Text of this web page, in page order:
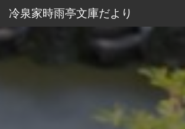
冷泉家時雨亭文庫だよ り
北の大蔵
冷泉家と土の蔵
北の大蔵・新設の背景
進捗報告
冷泉家時雨亭文庫
冷泉家時雨亭文庫について
為人愚記
お知らせ